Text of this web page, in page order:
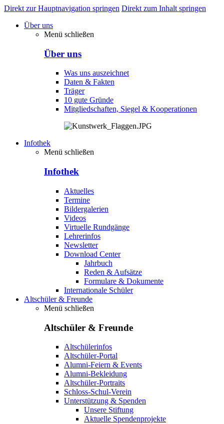
Direkt zur Hauptnavigation springen Direkt zum Inhalt springen
Über uns
Menü schließen
Über uns
Was uns auszeichnet
Daten & Fakten
Träger
10 gute Gründe
Mitgliedschaften, Siegel & Kooperationen
Infothek
Menü schließen
Infothek
Aktuelles
Termine
Bildergalerien
Videos
Virtuelle Rundgänge
Lehrerinfos
Newsletter
Download Center
Jahrbuch
Reden & Aufsätze
Formulare & Dokumente
Internationale Schüler
Altschüler & Freunde
Menü schließen
Altschüler & Freunde
Altschülerinfos
Altschüler-Portal
Alumni-Feiern & Events
Alumni-Bekleidung
Altschüler-Portraits
Schloss-Schul-Verein
Unterstützung & Spenden
Unsere Stiftung
Aktuelle Spendenprojekte